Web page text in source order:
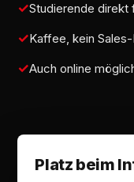
Studierende direkt
Kaffee, kein
Auch online
Platz beim